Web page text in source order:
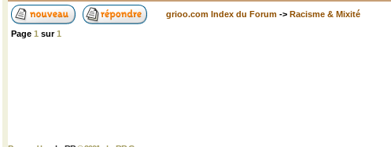
grioo.com Index du Forum -> Racisme & Mixité
Page 1 sur1